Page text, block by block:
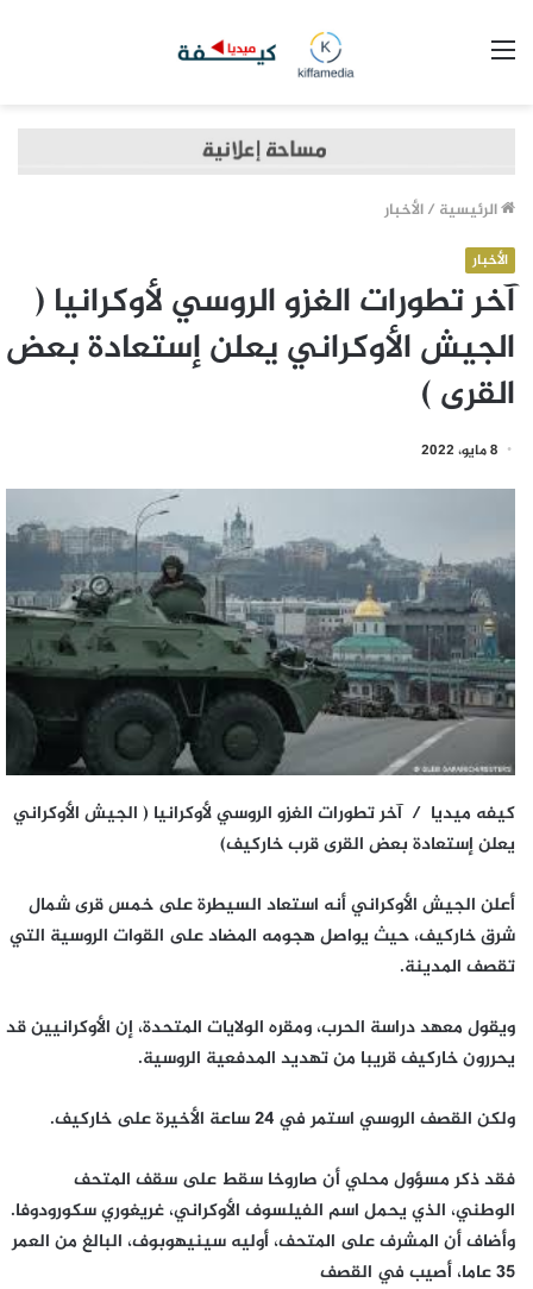
الرئيسية /الأخبار
الأخبار
آخر تطورات الغزو الروسي لأوكرانيا (
الجيش الأوكراني يعلن إستعادة بعض
القرى )
8 مايو، 2022
كيفه ميديا / آخر تطورات الغزو الروسي لأوكرانيا ( الجيش الأوكراني
يعلن إستعادة بعض القرى قرب خاركيف)
أعلن الجيش الأوكراني أنه استعاد السيطرة على خمس قرى شمال
شرق خاركيف، حيث يواصل هجومه المضاد على القوات الروسية التي
تقصف المدينة.
ويقول معهد دراسة الحرب، ومقره الولايات المتحدة، إن الأوكرانيين قد
يحررون خاركيف قريبا من تهديد المدفعية الروسية.
ولكن القصف الروسي استمر في 24 ساعة الأخيرة على خاركيف.
فقد ذكر مسؤول محلي أن صاروخا سقط على سقف المتحف
الوطني، الذي يحمل اسم الفيلسوف الأوكراني، غريغوري سكورودوفا.
وأضاف أن المشرف على المتحف، أوليه سينيهوبوف، البالغ من العمر
35 عاما، أصيب في القصف